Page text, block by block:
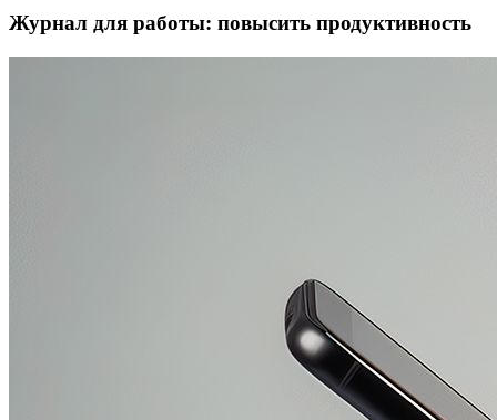
Журнал для работы: повысить продуктивность